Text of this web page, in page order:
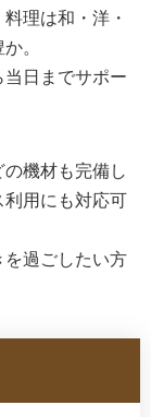
理は和・洋・
。
日までサポー
機材も完備し
利用にも対応可
過ごしたい方